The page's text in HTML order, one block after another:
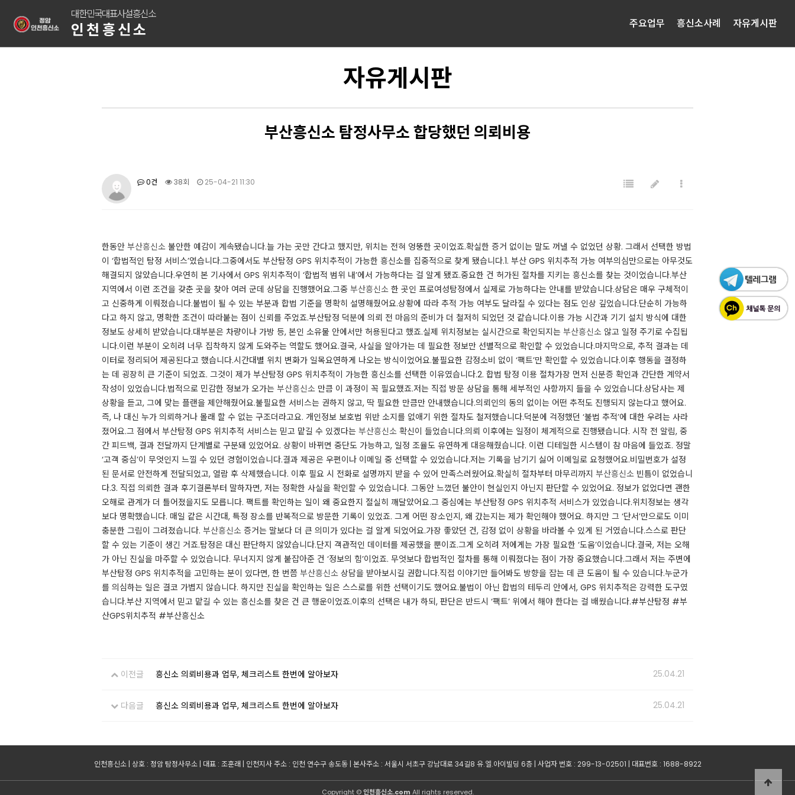
대한민국대표사설흥신소
인천흥신소 주요업무 흥신소사례 자유게시판
자유게시판
부산흥신소 탐정사무소 합당했던 의뢰비용
0건 38회 25-04-21 11:30
한동안 부산흥신소 불안한 예감이 계속됐습니다.늘 가는 곳만 간다고 했지만, 위치는 전혀 엉뚱한 곳이었죠.확실한 증거 없이는 말도 꺼낼 수 없었던 상황. 그래서 선택한 방법
이 ‘합법적인 탐정 서비스’였습니다.그중에서도 부산탐정 GPS 위치추적이 가능한 흥신소를 집중적으로 찾게 됐습니다.1. 부산 GPS 위치추적 가능 여부​의심만으로는 아무것도
해결되지 않았습니다.우연히 본 기사에서 GPS 위치추적이 ‘합법적 범위 내’에서 가능하다는 걸 알게 됐죠.중요한 건 허가된 절차를 지키는 흥신소를 찾는 것이었습니다.부산
지역에서 이런 조건을 갖춘 곳을 찾아 여러 군데 상담을 진행했어요.그중 부산흥신소 한 곳인 프로여성탐정에서 실제로 가능하다는 안내를 받았습니다.상담은 매우 구체적이
고 신중하게 이뤄졌습니다.불법이 될 수 있는 부분과 합법 기준을 명확히 설명해줬어요.상황에 따라 추적 가능 여부도 달라질 수 있다는 점도 인상 깊었습니다.단순히 가능하
다고 하지 않고, 명확한 조건이 따라붙는 점이 신뢰를 주었죠.부산탐정 덕분에 의뢰 전 마음의 준비가 더 철저히 되었던 것 같습니다.이용 가능 시간과 기기 설치 방식에 대한
정보도 상세히 받았습니다.대부분은 차량이나 가방 등, 본인 소유물 안에서만 허용된다고 했죠.실제 위치정보는 실시간으로 확인되지는 부산흥신소 않고 일정 주기로 수집됩
니다.이런 부분이 오히려 너무 집착하지 않게 도와주는 역할도 했어요.결국, 사실을 알아가는 데 필요한 정보만 선별적으로 확인할 수 있었습니다.마지막으로, 추적 결과는 데
이터로 정리되어 제공된다고 했습니다.시간대별 위치 변화가 일목요연하게 나오는 방식이었어요.불필요한 감정소비 없이 ‘팩트’만 확인할 수 있었습니다.이후 행동을 결정하
는 데 굉장히 큰 기준이 되었죠. 그것이 제가 부산탐정 GPS 위치추적이 가능한 흥신소를 선택한 이유였습니다.​2. 합법 탐정 이용 절차​가장 먼저 신분증 확인과 간단한 계약서
작성이 있었습니다.법적으로 민감한 정보가 오가는 부산흥신소 만큼 이 과정이 꼭 필요했죠.저는 직접 방문 상담을 통해 세부적인 사항까지 들을 수 있었습니다.상담사는 제
상황을 듣고, 그에 맞는 플랜을 제안해줬어요.불필요한 서비스는 권하지 않고, 딱 필요한 만큼만 안내했습니다.의뢰인의 동의 없이는 어떤 추적도 진행되지 않는다고 했어요.
즉, 나 대신 누가 의뢰하거나 몰래 할 수 없는 구조더라고요. 개인정보 보호법 위반 소지를 없애기 위한 절차도 철저했습니다.덕분에 걱정했던 ‘불법 추적’에 대한 우려는 사라
졌어요.그 점에서 부산탐정 GPS 위치추적 서비스는 믿고 맡길 수 있겠다는 부산흥신소 확신이 들었습니다.의뢰 이후에는 일정이 체계적으로 진행됐습니다. 시작 전 알림, 중
간 피드백, 결과 전달까지 단계별로 구분돼 있었어요. 상황이 바뀌면 중단도 가능하고, 일정 조율도 유연하게 대응해줬습니다. 이런 디테일한 시스템이 참 마음에 들었죠. 정말
‘고객 중심’이 무엇인지 느낄 수 있던 경험이었습니다.결과 제공은 우편이나 이메일 중 선택할 수 있었습니다.저는 기록을 남기기 싫어 이메일로 요청했어요.비밀번호가 설정
된 문서로 안전하게 전달되었고, 열람 후 삭제했습니다. 이후 필요 시 전화로 설명까지 받을 수 있어 만족스러웠어요.확실히 절차부터 마무리까지 부산흥신소 빈틈이 없었습니
다.​3. 직접 의뢰한 결과 후기​결론부터 말하자면, 저는 정확한 사실을 확인할 수 있었습니다. 그동안 느꼈던 불안이 현실인지 아닌지 판단할 수 있었어요. 정보가 없었다면 괜한
오해로 관계가 더 틀어졌을지도 모릅니다. 팩트를 확인하는 일이 왜 중요한지 절실히 깨달았어요.그 중심에는 부산탐정 GPS 위치추적 서비스가 있었습니다.위치정보는 생각
보다 명확했습니다. 매일 같은 시간대, 특정 장소를 반복적으로 방문한 기록이 있었죠. 그게 어떤 장소인지, 왜 갔는지는 제가 확인해야 했어요. 하지만 그 ‘단서’만으로도 이미
충분한 그림이 그려졌습니다. 부산흥신소 증거는 말보다 더 큰 의미가 있다는 걸 알게 되었어요.가장 좋았던 건, 감정 없이 상황을 바라볼 수 있게 된 거였습니다.스스로 판단
할 수 있는 기준이 생긴 거죠.탐정은 대신 판단하지 않았습니다.단지 객관적인 데이터를 제공했을 뿐이죠.그게 오히려 저에게는 가장 필요한 ‘도움’이었습니다.결국, 저는 오해
가 아닌 진실을 마주할 수 있었습니다. 무너지지 않게 붙잡아준 건 ‘정보의 힘’이었죠. 무엇보다 합법적인 절차를 통해 이뤄졌다는 점이 가장 중요했습니다.그래서 저는 주변에
부산탐정 GPS 위치추적을 고민하는 분이 있다면, 한 번쯤 부산흥신소 상담을 받아보시길 권합니다.직접 이야기만 들어봐도 방향을 잡는 데 큰 도움이 될 수 있습니다.누군가
를 의심하는 일은 결코 가볍지 않습니다. 하지만 진실을 확인하는 일은 스스로를 위한 선택이기도 했어요.불법이 아닌 합법의 테두리 안에서, GPS 위치추적은 강력한 도구였
습니다.부산 지역에서 믿고 맡길 수 있는 흥신소를 찾은 건 큰 행운이었죠.이후의 선택은 내가 하되, 판단은 반드시 ‘팩트’ 위에서 해야 한다는 걸 배웠습니다.#부산탐정 #부
산GPS위치추적 #부산흥신소
이전글 흥신소 의뢰비용과 업무, 체크리스트 한번에 알아보자 25.04.21
다음글 흥신소 의뢰비용과 업무, 체크리스트 한번에 알아보자 25.04.21
인천흥신소 | 상호 : 정암 탐정사무소 | 대표 : 조훈래 | 인천지사 주소 : 인천 연수구 송도동 | 본사주소 : 서울시 서초구 강남대로 34길8 유.엘.아이빌딩 6층 | 사업자 번호 : 299-13-02501 | 대표번호 : 1688-8922
Copyright ©인천흥신소.com All rights reserved.